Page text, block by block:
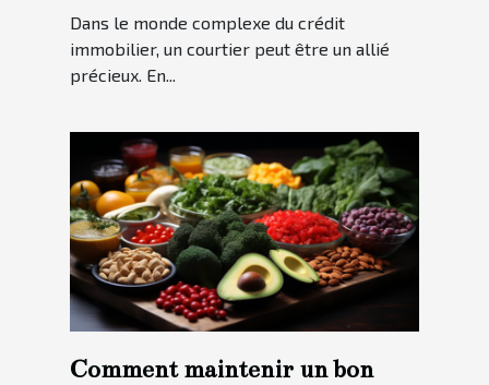
aidé un client à obtenir le
meilleur taux possible
Dans le monde complexe du crédit
immobilier, un courtier peut être un allié
précieux. En...
Comment maintenir un bon